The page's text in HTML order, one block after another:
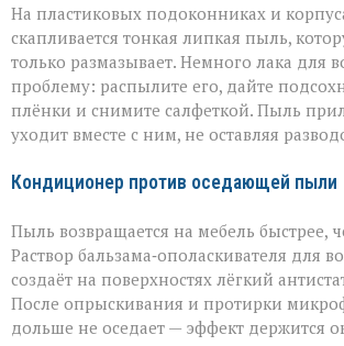
На пластиковых подоконниках и
скапливается тонкая липкая пыль,
только размазывает. Немного лака для
проблему: распылите его, дайте
плёнки и снимите салфеткой. Пыль
уходит вместе с ним, не оставляя
Кондиционер против оседающей пыли
Пыль возвращается на мебель быстрее,
Раствор бальзама‑ополаскивателя для
создаёт на поверхностях лёгкий
После опрыскивания и протирки
дольше не оседает — эффект держится